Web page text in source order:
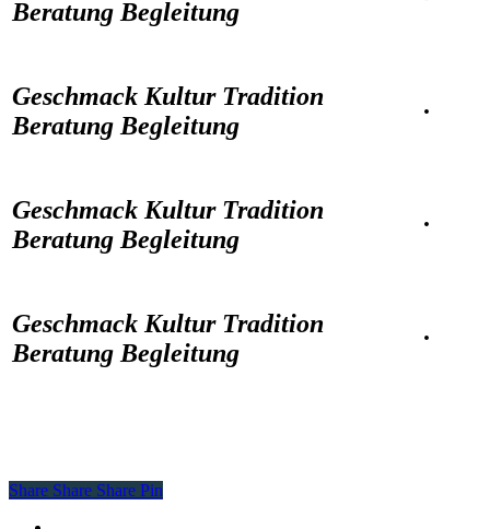
Beratung Begleitung
Geschmack Kultur Tradition
Beratung Begleitung
·
Geschmack Kultur Tradition
Beratung Begleitung
·
Geschmack Kultur Tradition
Beratung Begleitung
·
Share
Share Share Share Pin